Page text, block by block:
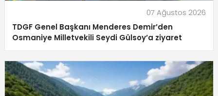
07 Ağustos 2026
TDGF Genel Başkanı Menderes Demir’den
Osmaniye Milletvekili Seydi Gülsoy’a ziyaret